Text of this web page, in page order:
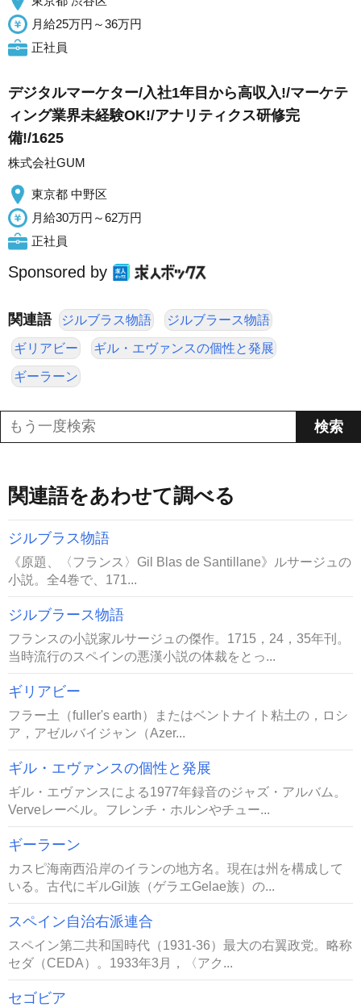
月給25万円～36万円
正社員
デジタルマーケター/入社1年目から高収入!/マーケテ
ィング業界未経験OK!/アナリティクス研修完
備!/1625
株式会社GUM
東京都 中野区
月給30万円～62万円
正社員
Sponsored by
関連語 ジルブラス物語 ジルブラース物語
ギリアビー ギル・エヴァンスの個性と発展
ギーラーン
関連語をあわせて調べる
ジルブラス物語
《原題、〈フランス〉Gil Blas de Santillane》ルサージュの
小説。全4巻で、171...
ジルブラース物語
フランスの小説家ルサージュの傑作。1715，24，35年刊。
当時流行のスペインの悪漢小説の体裁をとっ...
ギリアビー
フラー土（fuller's earth）またはベントナイト粘土の，ロシ
ア，アゼルバイジャン（Azer...
ギル・エヴァンスの個性と発展
ギル・エヴァンスによる1977年録音のジャズ・アルバム。
Verveレーベル。フレンチ・ホルンやチュー...
ギーラーン
カスピ海南西沿岸のイランの地方名。現在は州を構成して
いる。古代にギルGil族（ゲラエGelae族）の...
スペイン自治右派連合
スペイン第二共和国時代（1931-36）最大の右翼政党。略称
セダ（CEDA）。1933年3月，〈アク...
セゴビア